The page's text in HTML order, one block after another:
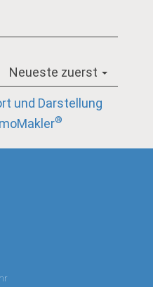
Neueste zuerst
und Darstellung
®